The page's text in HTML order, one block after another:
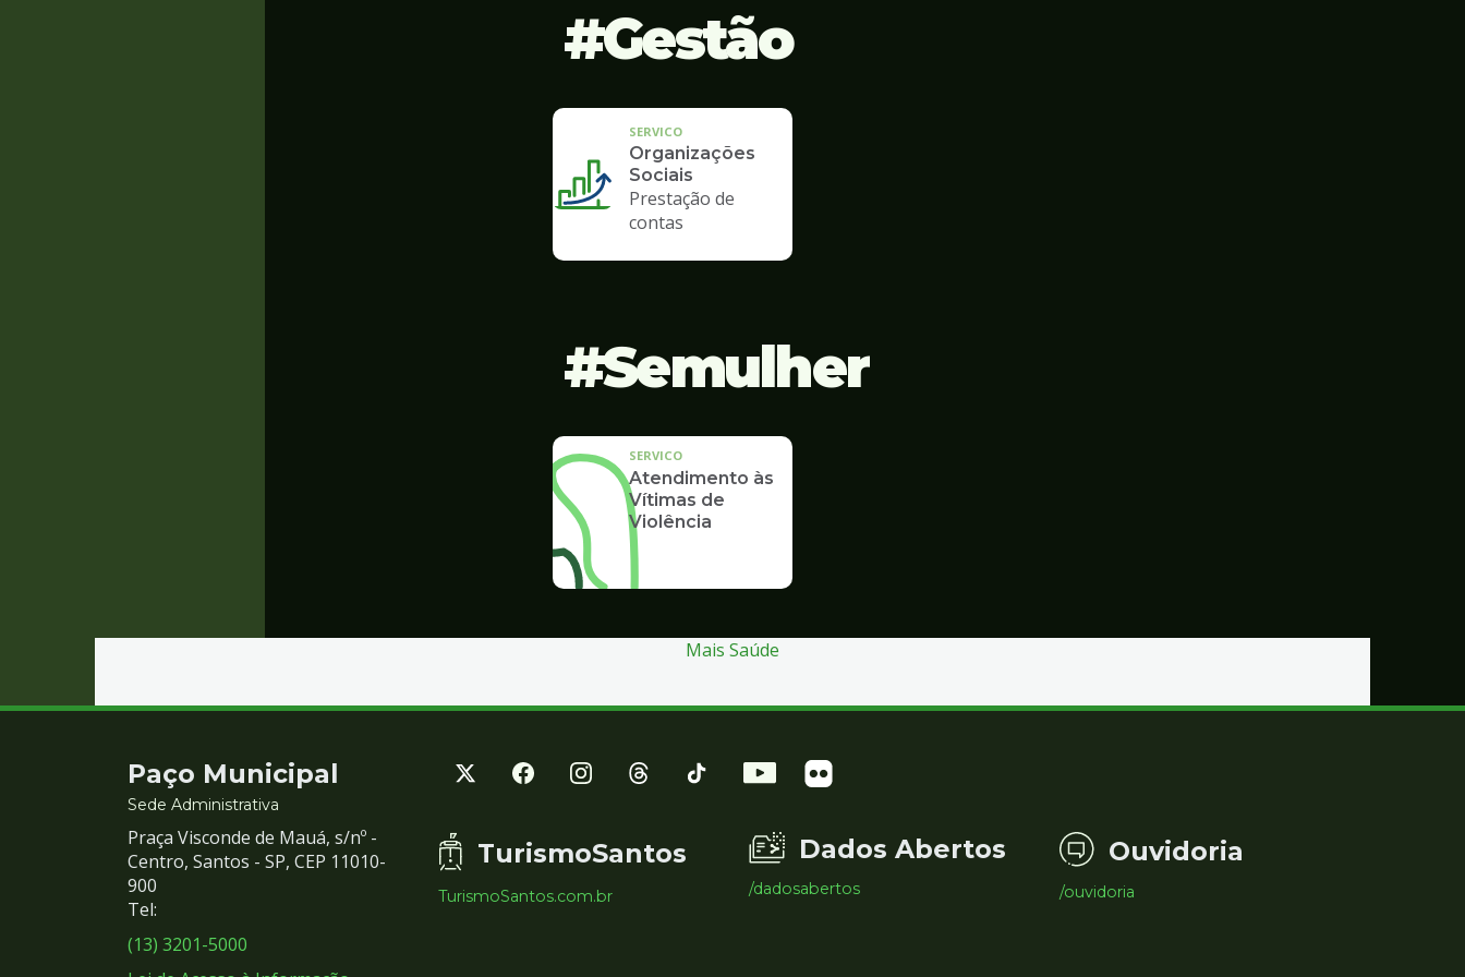
Gestão
SERVICO
Organizações
Sociais
Prestação de
contas
Semulher
SERVICO
Atendimento às
Vítimas de
Violência
Mais Saúde
Contato
e
Redes
Sociais
Paço Municipal
Sede Administrativa
Praça Visconde de Mauá, s/nº -
Centro, Santos - SP, CEP 11010-
900
Tel:
(13) 3201-5000
TurismoSantos
TurismoSantos.com.br
Dados Abertos
/dadosabertos
Ouvidoria
/ouvidoria